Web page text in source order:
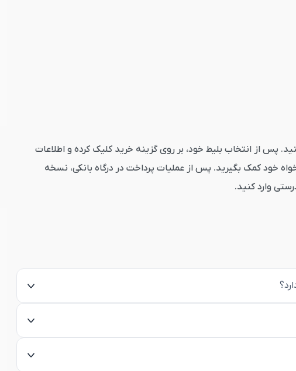
جستجو کلیک کنید. پس از انتخاب بلیط خود، بر روی گزینه خرید کلیک کرده و اطلاعات
خود کمک بگیرید. پس از عملیات پرداخت در درگاه بانکی، نسخه
وارد کنید.